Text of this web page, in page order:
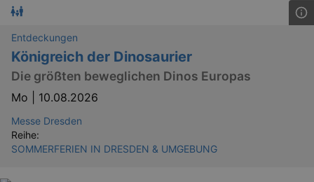
Entdeckungen
Königreich der Dinosaurier
Die größten beweglichen Dinos Europas
Mo | 10.08.2026
Messe Dresden
Reihe:
SOMMERFERIEN IN DRESDEN & UMGEBUNG